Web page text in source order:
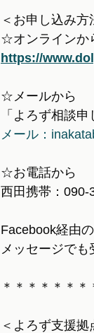
＜お申し込み方
☆オンラインか
https://
☆メールから
「よろず相談
メール：
☆お電話から
西田携帯：090-
Facebook経由
メッセージでも
＊＊＊＊＊＊
＜よろず支援拠